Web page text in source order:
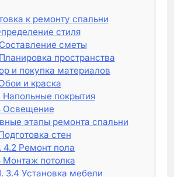
к ремонту спальни
стиля
сметы
пространства
и покупка материалов
и краска
Напольные покрытия
Освещение
этапы ремонта спальни
стен
4.2 Ремонт пола
Монтаж потолка
3.4 Установка мебели